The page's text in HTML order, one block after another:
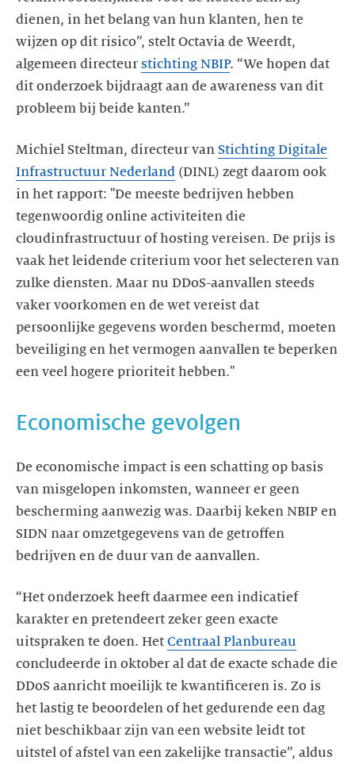
dienen, in het belang van hun klanten, hen te
wijzen op dit risico”, stelt Octavia de Weerdt,
algemeen directeur stichting NBIP. “We hopen dat
dit onderzoek bijdraagt aan de awareness van dit
probleem bij beide kanten.”
Michiel Steltman, directeur van Stichting Digitale
Infrastructuur Nederland (DINL) zegt daarom ook
in het rapport: "De meeste bedrijven hebben
tegenwoordig online activiteiten die
cloudinfrastructuur of hosting vereisen. De prijs is
vaak het leidende criterium voor het selecteren van
zulke diensten. Maar nu DDoS-aanvallen steeds
vaker voorkomen en de wet vereist dat
persoonlijke gegevens worden beschermd, moeten
beveiliging en het vermogen aanvallen te beperken
een veel hogere prioriteit hebben."
Economische gevolgen
De economische impact is een schatting op basis
van misgelopen inkomsten, wanneer er geen
bescherming aanwezig was. Daarbij keken NBIP en
SIDN naar omzetgegevens van de getroffen
bedrijven en de duur van de aanvallen.
“Het onderzoek heeft daarmee een indicatief
karakter en pretendeert zeker geen exacte
uitspraken te doen. Het Centraal Planbureau
concludeerde in oktober al dat de exacte schade die
DDoS aanricht moeilijk te kwantificeren is. Zo is
het lastig te beoordelen of het gedurende een dag
niet beschikbaar zijn van een website leidt tot
uitstel of afstel van een zakelijke transactie”, aldus